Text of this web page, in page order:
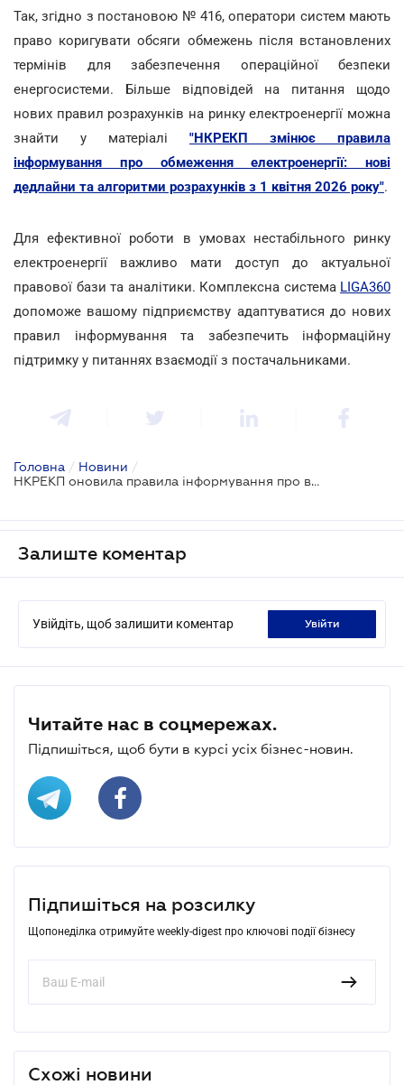
Так, згідно з постановою № 416, оператори систем мають
право коригувати обсяги обмежень після встановлених
термінів для забезпечення операційної безпеки
енергосистеми. Більше відповідей на питання щодо
нових правил розрахунків на ринку електроенергії можна
знайти у матеріалі "НКРЕКП змінює правила
інформування про обмеження електроенергії: нові
дедлайни та алгоритми розрахунків з 1 квітня 2026 року".
Для ефективної роботи в умовах нестабільного ринку
електроенергії важливо мати доступ до актуальної
правової бази та аналітики. Комплексна система LIGA360
допоможе вашому підприємству адаптуватися до нових
правил інформування та забезпечить інформаційну
підтримку у питаннях взаємодії з постачальниками.
Головна / Новини /
НКРЕКП оновила правила інформування про відключення світла: що зміниться з квітня
Залиште коментар
Увійдіть, щоб залишити коментар увійти
Читайте нас в соцмережах.
Підпишіться, щоб бути в курсі усіх бізнес-новин.
Підпишіться на розсилку
Щопонеділка отримуйте weekly-digest про ключові події бізнесу
Схожі новини